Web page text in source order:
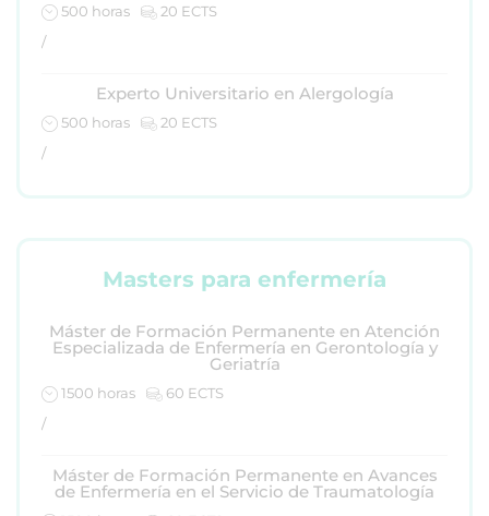
500 horas
20 ECTS
/
Experto Universitario en Alergología
500 horas
20 ECTS
/
Masters para enfermería
Máster de Formación Permanente en Atención
Especializada de Enfermería en Gerontología y
Geriatría
1500 horas
60 ECTS
/
Máster de Formación Permanente en Avances
de Enfermería en el Servicio de Traumatología